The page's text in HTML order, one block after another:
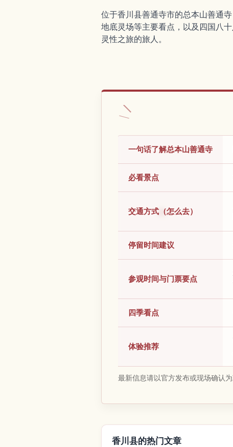
位于香川县善通寺市的总本山善通
地底灵场等主要看点，以及四国八
灵性之旅的旅人。
一句话了解总本山善通寺
必看景点
交通方式（怎么去）
停留时间建议
参观时间与门票要点
四季看点
体验推荐
最新信息请以官方发布或现场确认为
香川县的热门文章